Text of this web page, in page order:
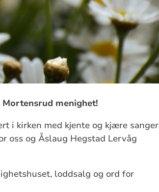
menighet!
i kirken med kjente og kjære sanger
oss og Åslaug Hegstad Lervåg
loddsalg og ord for